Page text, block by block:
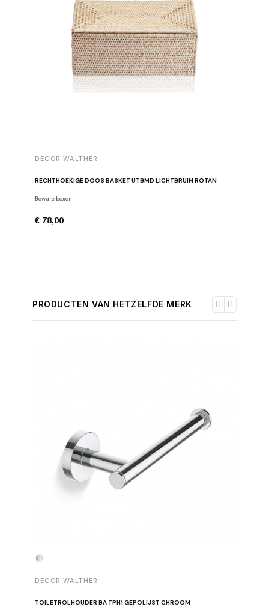
DECOR WALTHER
RECHTHOEKIGE DOOS BASKET UTBMD LICHTBRUIN ROTAN
Beware boxen
€ 78,00
PRODUCTEN VAN HETZELFDE MERK
DECOR WALTHER
TOILETROLHOUDER BA TPH1 GEPOLIJST CHROOM